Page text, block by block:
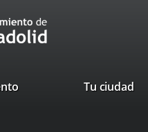
Tu ciudad